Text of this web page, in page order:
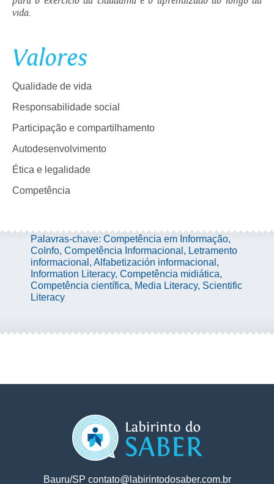
vida.
Valores
Qualidade de vida
Responsabilidade social
Participação e compartilhamento
Autodesenvolvimento
Ética e legalidade
Competência
Palavras-chave: Competência em Informação,
CoInfo, Competência Informacional, Letramento
informacional, Alfabetización informacional,
Information Literacy, Competência midiática,
Competência científica, Media Literacy, Scientific
Literacy
Bauru/SP contato@labirintodosaber.com.br